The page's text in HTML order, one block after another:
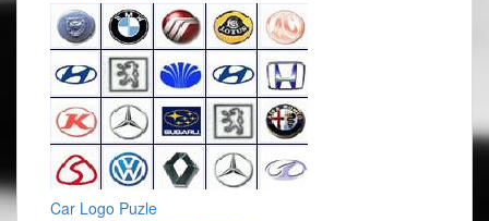
Car Logo Puzle